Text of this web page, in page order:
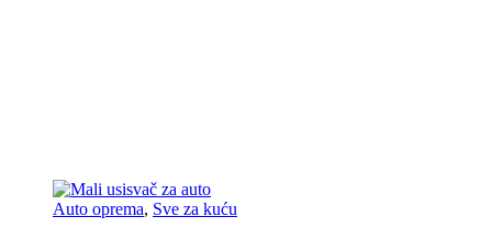
Auto oprema, Sve za kuću